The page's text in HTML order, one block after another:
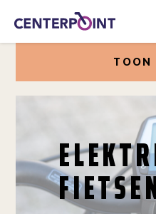
TOON